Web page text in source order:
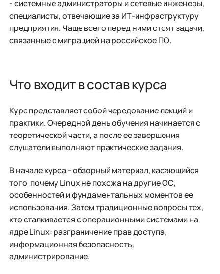
- системные администраторы и сетевые инженеры,
специалисты, отвечающие за ИТ-инфраструктуру
предприятия. Чаще всего перед ними стоят задачи,
связанные с миграцией на российское ПО.
Что входит в состав курса
Курс представляет собой чередование лекций и
практики. Очередной день обучения начинается с
теоретической части, а после ее завершения
слушатели выполняют практические задания.
В начале курса - обзорный материал, касающийся
того, почему Linux не похожа на другие ОС,
особенностей и фундаментальных моментов ее
использования. Затем традиционные вопросы тех,
кто сталкивается с операционными системами на
ядре Linux: разграничение прав доступа,
информационная безопасность,
администрирование.